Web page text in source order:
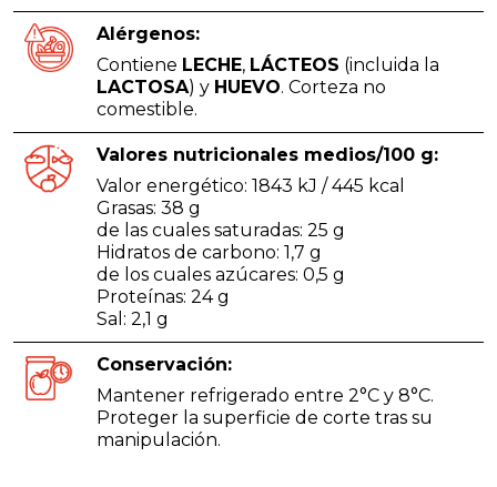
Alérgenos:
Contiene LECHE, LÁCTEOS (incluida la
LACTOSA) y HUEVO. Corteza no
comestible.
Valores nutricionales medios/100 g:
Valor energético: 1843 kJ / 445 kcal
Grasas: 38 g
de las cuales saturadas: 25 g
Hidratos de carbono: 1,7 g
de los cuales azúcares: 0,5 g
Proteínas: 24 g
Sal: 2,1 g
Conservación:
Mantener refrigerado entre 2°C y 8°C.
Proteger la superficie de corte tras su
manipulación.